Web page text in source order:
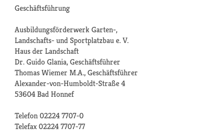
Geschäftsführung
Ausbildungsförderwerk Garten-,
Landschafts- und Sportplatzbau e. V.
Haus der Landschaft
Dr. Guido Glania, Geschäftsführer
Thomas Wiemer M.A., Geschäftsführer
Alexander-von-Humboldt-Straße 4
53604 Bad Honnef
Telefon 02224 7707-0
Telefax 02224 7707-77